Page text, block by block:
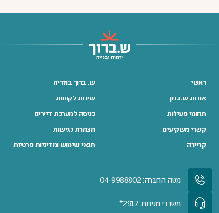
ראשי
אודות ש.ברוך
תחומי פעילות
קשרי משקיעים
קריירה
ש. ברוך במדיה
שירות לקוחות
כניסה למערכת דיירים
הצהרת נגישות
תנאי שימוש ומדיניות פרטיות
מטה החברה: 04-9988802
משרדי מכירות: 2917*